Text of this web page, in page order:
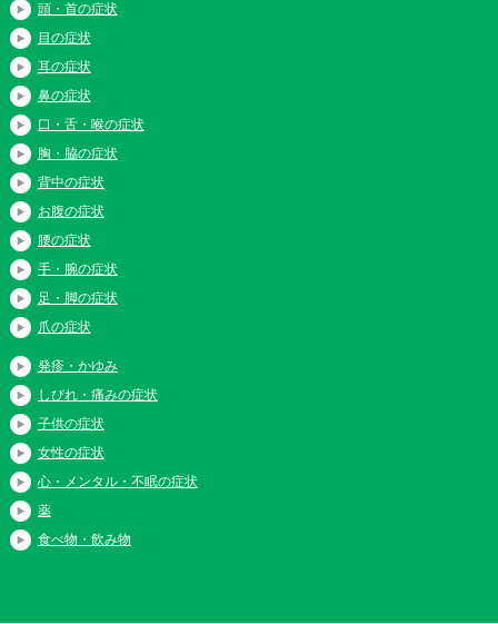
頭・首の症状
目の症状
耳の症状
鼻の症状
口・舌・喉の症状
胸・脇の症状
背中の症状
お腹の症状
腰の症状
手・腕の症状
足・脚の症状
爪の症状
発疹・かゆみ
しびれ・痛みの症状
子供の症状
女性の症状
心・メンタル・不眠の症状
薬
食べ物・飲み物